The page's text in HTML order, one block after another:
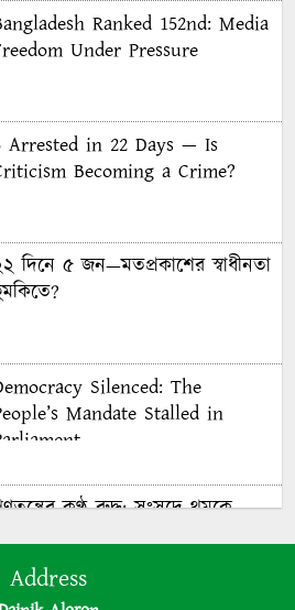
Ranked 152nd: Media
Under Pressure
Arrested in 22 Days — Is
Becoming a Crime?
দিনে ৫ জন—মতপ্রকাশের স্বাধীনতা
Silenced: The
Mandate Stalled in
কণ্ঠ রুদ্ধ: সংসদে থমকে
Address